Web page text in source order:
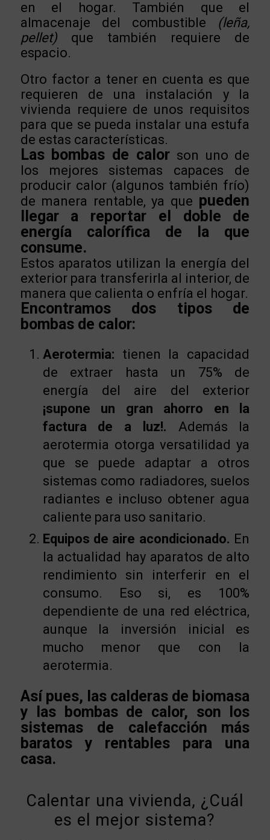
en el hogar. También que el
almacenaje del combustible (leña,
pellet)que también requiere de
espacio.
Otro factor a tener en cuenta es que
requieren de una instalación y la
vivienda requiere de unos requisitos
para que se pueda instalar una estufa
de estas características.
Las bombas de calor son uno de
los mejores sistemas capaces de
producir calor (algunos también frío)
de manera rentable, ya que pueden
llegar a reportar el doble de
energía calorífica de la que
consume.
Estos aparatos utilizan la energía del
exterior para transferirla al interior, de
manera que calienta o enfría el hogar.
Encontramos dos tipos de
bombas de calor:
Aerotermia: tienen la capacidad
de extraer hasta un 75% de
energía del aire del exterior
¡supone un gran ahorro en la
factura de a luz!. Además la
aerotermia otorga versatilidad ya
que se puede adaptar a otros
sistemas como radiadores, suelos
radiantes e incluso obtener agua
caliente para uso sanitario.
Equipos de aire acondicionado. En
la actualidad hay aparatos de alto
rendimiento sin interferir en el
consumo. Eso si, es 100%
dependiente de una red eléctrica,
aunque la inversión inicial es
mucho menor que con la
aerotermia.
Así pues, las calderas de biomasa
y las bombas de calor, son los
sistemas de calefacción más
baratos y rentables para una
casa.
Calentar una vivienda, ¿Cuál
es el mejor sistema?